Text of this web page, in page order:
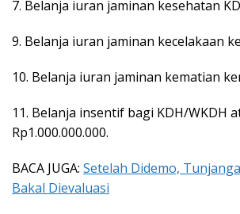
7. Belanja iuran jaminan kesehatan
9. Belanja iuran jaminan kecelakaan
10. Belanja iuran jaminan kematian
11. Belanja insentif bagi KDH/WKDH
Rp1.000.000.000.
BACA JUGA: Setelah Didemo,
Bakal Dievaluasi